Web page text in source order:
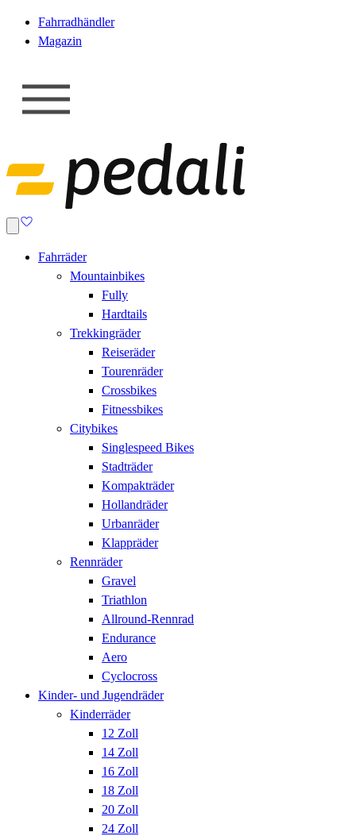
Fahrradhändler
Magazin
Fahrräder
Mountainbikes
Fully
Hardtails
Trekkingräder
Reiseräder
Tourenräder
Crossbikes
Fitnessbikes
Citybikes
Singlespeed Bikes
Stadträder
Kompakträder
Hollandräder
Urbanräder
Klappräder
Rennräder
Gravel
Triathlon
Allround-Rennrad
Endurance
Aero
Cyclocross
Kinder- und Jugendräder
Kinderräder
12 Zoll
14 Zoll
16 Zoll
18 Zoll
20 Zoll
24 Zoll